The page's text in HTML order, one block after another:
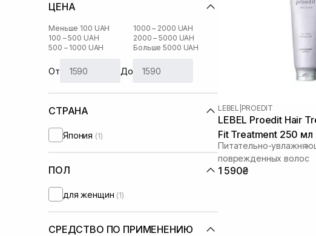
ЦЕНА
Меньше 100 UAH
100 – 500 UAH
500 – 1000 UAH
1000 – 2000 UAH
2000 – 5000 UAH
Больше 5000 UAH
От До
СТРАНА
Япония (1)
ПОЛ
для женщин (1)
СРЕДСТВО ПО ПРИМЕНЕНИЮ
LEBEL PROEDIT
LEBEL Proedit Hair
Fit Treatment 250 мл
Питательно-
поврежденных волос
1 590₴